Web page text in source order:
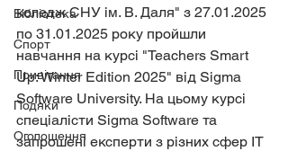
Бібліотека
Спорт
Привітання
Подяки
Оголошення
коледж СНУ ім. В. Даля" з 27.01.2025
по 31.01.2025 року пройшли
навчання на курсі "Teachers Smart
Up: Winter Edition 2025" від Sigma
Software University. На цьому курсі
спеціалісти Sigma Software та
запрошені експерти з різних сфер IT